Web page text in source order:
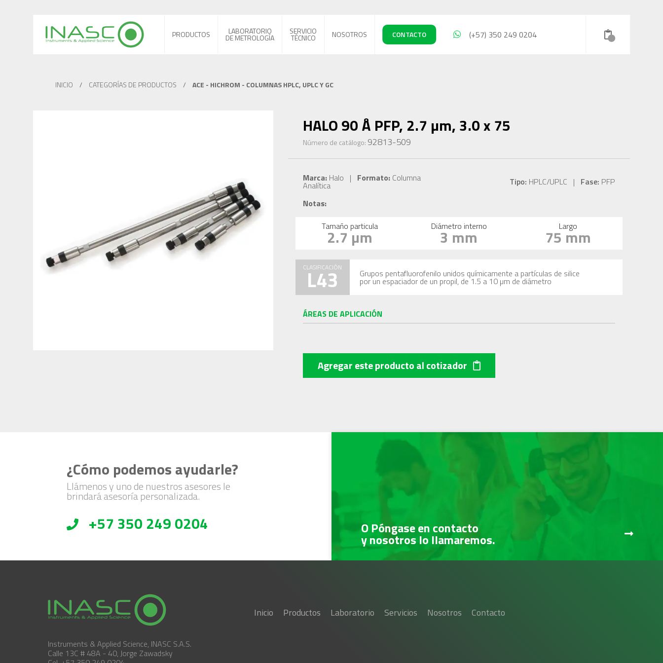
PRODUCTOS LABORATORIO
DE METROLOGÍA
SERVICIO
TÉCNICO NOSOTROS CONTACTO (+57) 350 249 0204
INICIO / CATEGORÍAS DE PRODUCTOS / ACE - HICHROM - COLUMNAS HPLC, UPLC Y GC
HALO 90 Å PFP, 2.7 µm, 3.0 x 75
Número de catálogo: 92813-509
Marca:Halo | Formato:Columna
Analítica Tipo: HPLC/UPLC | Fase: PFP
Notas:
Tamaño particula
2.7 µm Diámetro interno
3 mm Largo
75 mm
CLASIFICACIÓN
L43 Grupos pentafluorofenilo unidos químicamente a partículas de silice
por un espaciador de un propil, de 1.5 a 10 µm de diámetro
ÁREAS DE APLICACIÓN
Agregar este productoal cotizador
¿Cómo podemos ayudarle?
Llámenos y uno de nuestros asesores le
brindará asesoría personalizada.
+57 350 249 0204 O Póngase en contacto
y nosotros lo llamaremos.
Instruments & Applied Science, INASC S.A.S.
Calle 13C # 48A - 40, Jorge Zawadsky
Inicio Productos Laboratorio Servicios Nosotros Contacto